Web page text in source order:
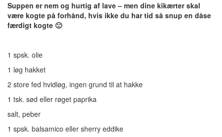
Suppen er nem og hurtig af lave – men dine kikærter skal
være kogte på forhånd, hvis ikke du har tid så snup en dåse
færdigt kogte 🙂
1 spsk. olie
1 løg hakket
2 store fed hvidløg, ingen grund til at hakke
1 tsk. sød eller røget paprika
salt, peber
1 spsk. balsamico eller sherry eddike